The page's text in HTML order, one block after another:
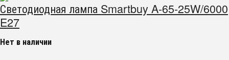
Светодиодная лампа Smartbuy A-65-25W/6000
E27
Нет в наличии